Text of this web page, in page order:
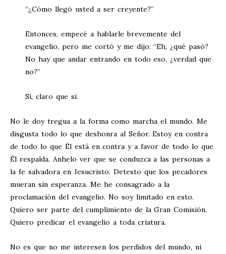
“¿Cómo llegó usted a ser creyente?”
Entonces, empecé a hablarle brevemente del
evangelio, pero me cortó y me dijo: “Eh, ¿qué pasó?
No hay que andar entrando en todo eso, ¿verdad que
no?”
Sí, claro que sí.
No le doy tregua a la forma como marcha el mundo. Me
disgusta todo lo que deshonra al Señor. Estoy en contra
de todo lo que Él está en contra y a favor de todo lo que
Él respalda. Anhelo ver que se conduzca a las personas a
la fe salvadora en Jesucristo. Detesto que los pecadores
mueran sin esperanza. Me he consagrado a la
proclamación del evangelio. No soy limitado en esto.
Quiero ser parte del cumplimiento de la Gran Comisión.
Quiero predicar el evangelio a toda criatura.
No es que no me interesen los perdidos del mundo, ni